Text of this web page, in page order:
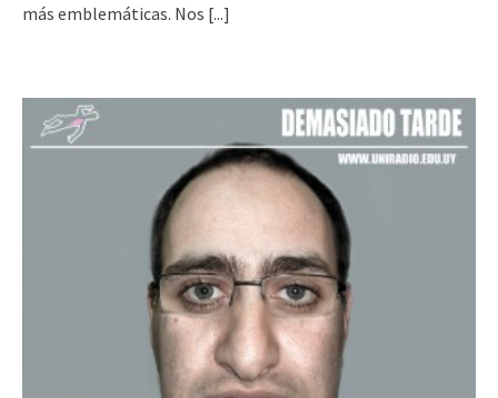
más emblemáticas. Nos [...]